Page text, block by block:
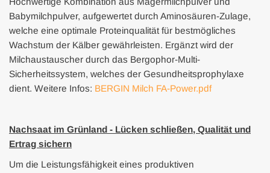
Babymilchpulver, aufgewertet durch Aminosäuren-Zulage,
welche eine optimale Proteinqualität für bestmögliches
Wachstum der Kälber gewährleisten. Ergänzt wird der
Milchaustauscher durch das Bergophor-Multi-
Sicherheitssystem, welches der Gesundheitsprophylaxe
dient. Weitere Infos: BERGIN Milch FA-Power.pdf
Nachsaat im Grünland - Lücken schließen, Qualität und
Ertrag sichern
Um die Leistungsfähigkeit eines produktiven